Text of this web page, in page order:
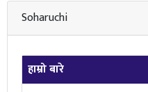
Soharuchi
हाम्रो बारे